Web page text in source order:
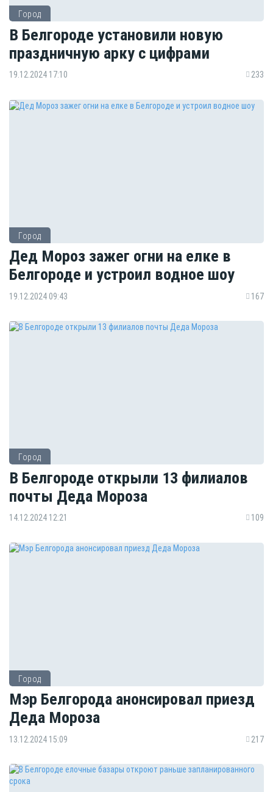
Город
В Белгороде установили новую
праздничную арку с цифрами
19.12.2024 17:10 233
Город
Дед Мороз зажег огни на елке в
Белгороде и устроил водное шоу
19.12.2024 09:43 167
Город
В Белгороде открыли 13 филиалов
почты Деда Мороза
14.12.2024 12:21 109
Город
Мэр Белгорода анонсировал приезд
Деда Мороза
13.12.2024 15:09 217